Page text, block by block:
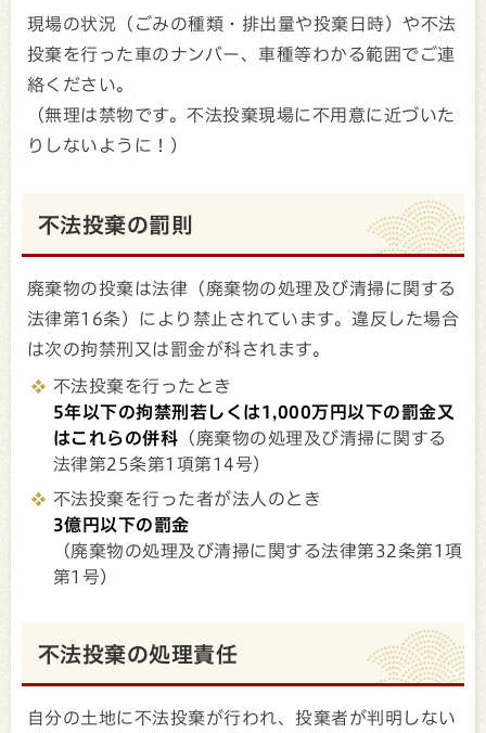
現場の状況（ごみの種類・排出量や投棄日時）や不法
投棄を行った車のナンバー、車種等わかる範囲でご連
絡ください。
（無理は禁物です。不法投棄現場に不用意に近づいた
りしないように！）
不法投棄の罰則
廃棄物の投棄は法律（廃棄物の処理及び清掃に関する
法律第16条）により禁止されています。違反した場合
は次の拘禁刑又は罰金が科されます。
不法投棄を行ったとき
5年以下の拘禁刑若しくは1,000万円以下の罰金又
はこれらの併科 （廃棄物の処理及び清掃に関する
法律第25条第1項第14号)
不法投棄を行った者が法人のとき
3億円以下の罰金
（廃棄物の処理及び清掃に関する法律第32条第1項
第1号）
不法投棄の処理責任
自分の土地に不法投棄が行われ、投棄者が判明しない